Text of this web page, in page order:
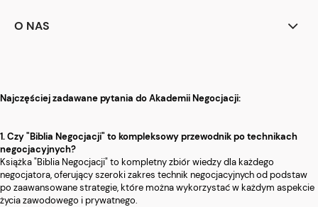
O NAS
Najczęściej zadawane pytania do Akademii Negocjacji:
1. Czy "Biblia Negocjacji" to kompleksowy przewodnik po technikach
negocjacyjnych?
Książka "Biblia Negocjacji" to kompletny zbiór wiedzy dla każdego
negocjatora, oferujący szeroki zakres technik negocjacyjnych od podstaw
po zaawansowane strategie, które można wykorzystać w każdym aspekcie
życia zawodowego i prywatnego.